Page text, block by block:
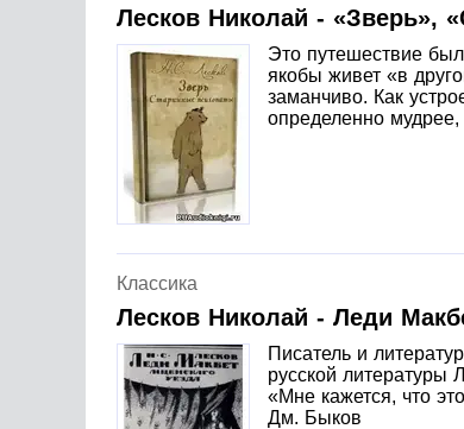
Лесков Николай - «Зверь»,
Это путешествие
якобы живет «в
заманчиво. Как
определенно
Классика
Лесков Николай - Леди
Писатель и
русской литературы
«Мне кажется, что
Дм. Быков